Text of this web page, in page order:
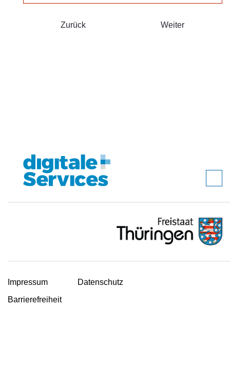
Zurück Weiter
Impressum
Datenschutz
Barrierefreiheit